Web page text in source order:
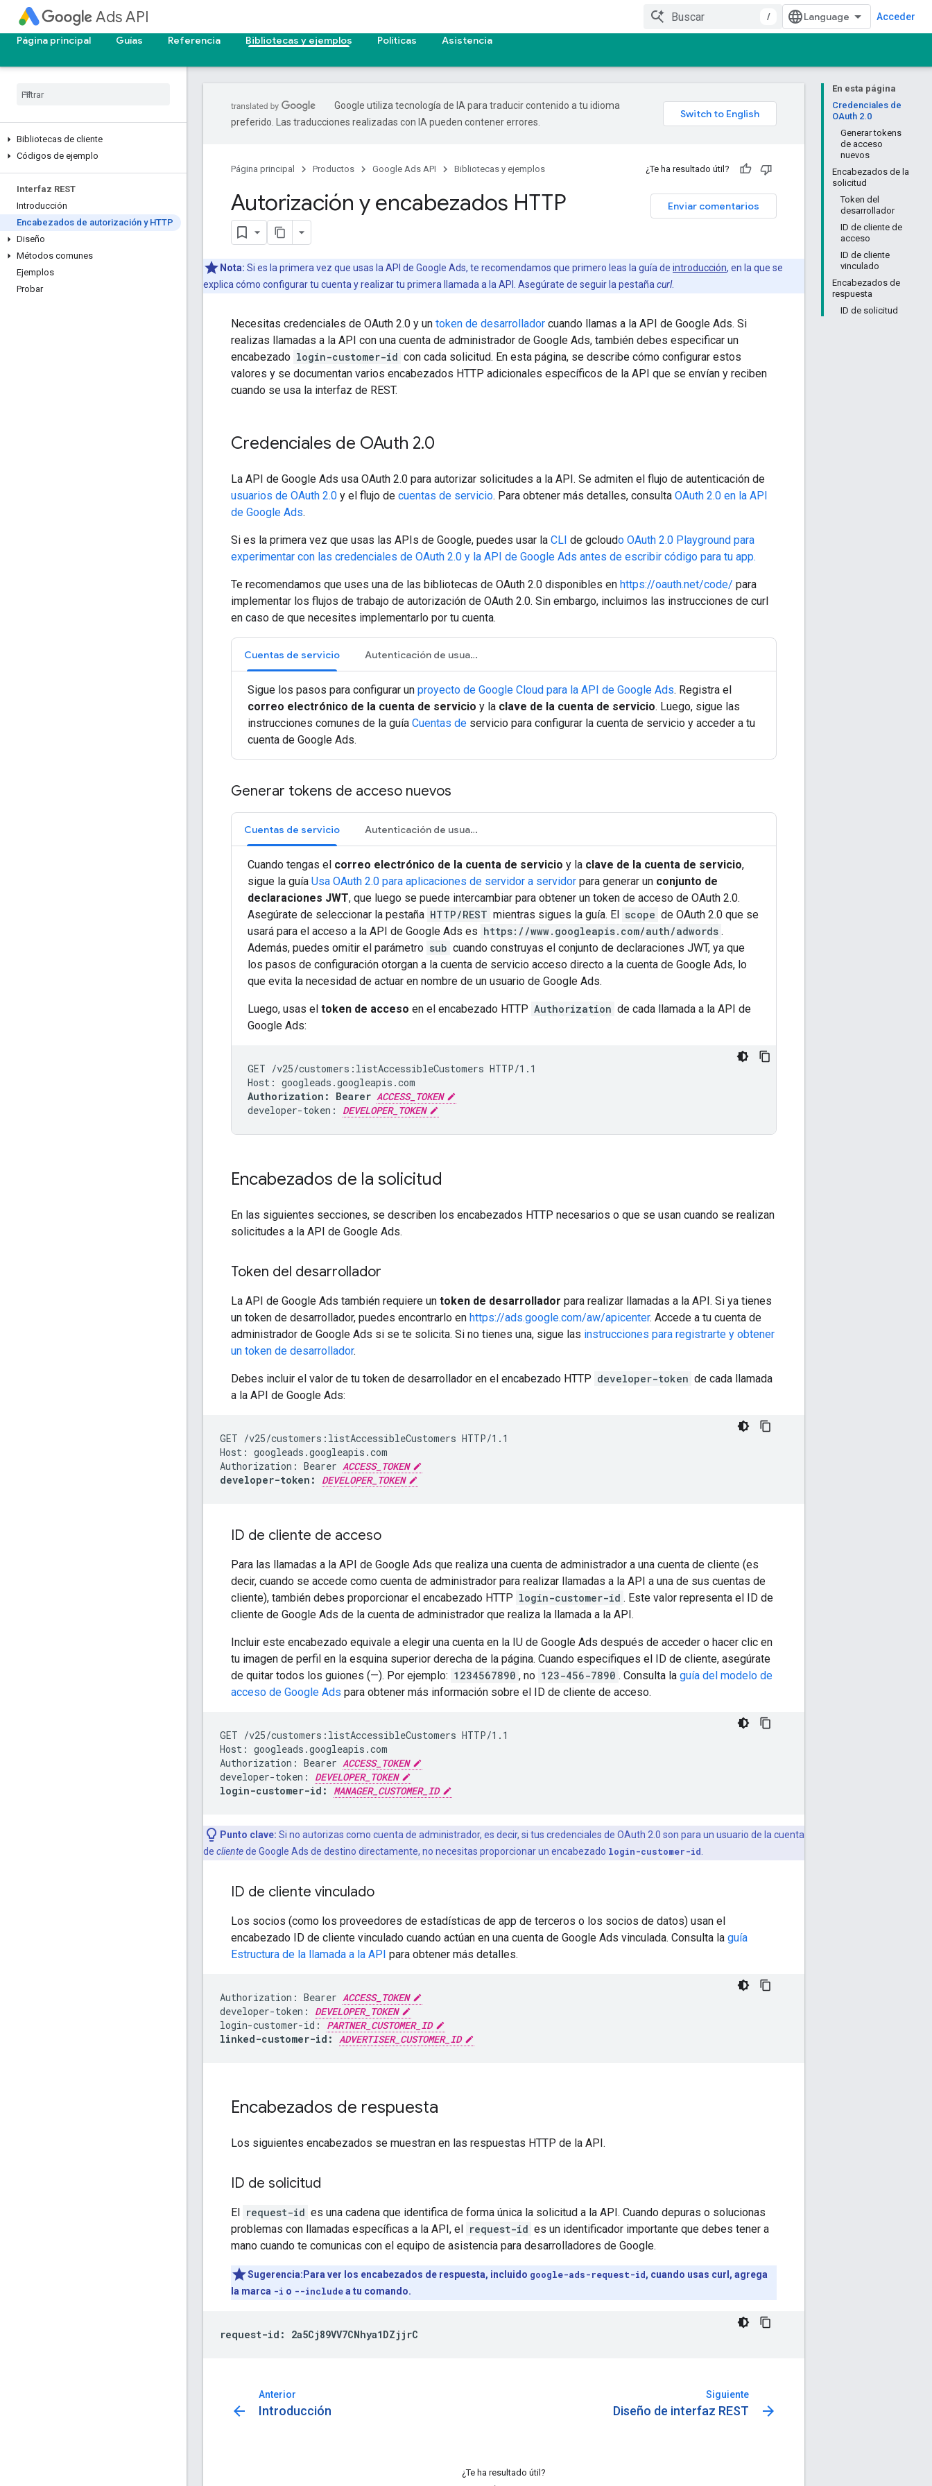
Ads API / Acceder
Página principal Guías Referencia Bibliotecas y ejemplos Políticas Asistencia
Bibliotecas de cliente
Códigos de ejemplo
Interfaz REST
Introducción
Encabezados de autorización y HTTP
Diseño
Métodos comunes
Ejemplos
Probar
En esta página
Credenciales de
OAuth 2.0
Generar tokens
de acceso
nuevos
Encabezados de la
solicitud
Token del
desarrollador
ID de cliente de
acceso
ID de cliente
vinculado
Encabezados de
respuesta
ID de solicitud
Google utiliza tecnología de IA para traducir contenido a tu idioma
preferido. Las traducciones realizadas con IA pueden contener errores.
Página principal Productos Google Ads API Bibliotecas y ejemplos ¿Te ha resultado útil?
Enviar comentarios
Autorización y encabezados HTTP
Nota: Si es la primera vez que usas la API de Google Ads, te recomendamos que primero leas la guía de introducción, en la que se
explica cómo configurar tu cuenta y realizar tu primera llamada a la API. Asegúrate de seguir la pestaña curl.
Necesitas credenciales de OAuth 2.0 y un token de desarrollador cuando llamas a la API de Google Ads. Si
realizas llamadas a la API con una cuenta de administrador de Google Ads, también debes especificar un
encabezado login-customer-id con cada solicitud. En esta página, se describe cómo configurar estos
valores y se documentan varios encabezados HTTP adicionales específicos de la API que se envían y reciben
cuando se usa la interfaz de REST.
Credenciales de OAuth 2.0
La API de Google Ads usa OAuth 2.0 para autorizar solicitudes a la API. Se admiten el flujo de autenticación de
usuarios de OAuth 2.0 y el flujo de cuentas de servicio. Para obtener más detalles, consulta OAuth 2.0 en la API
de Google Ads.
Si es la primera vez que usas las APIs de Google, puedes usar la CLI de gcloudo OAuth 2.0 Playground para
experimentar con las credenciales de OAuth 2.0 y la API de Google Ads antes de escribir código para tu app.
Te recomendamos que uses una de las bibliotecas de OAuth 2.0 disponibles en https://oauth.net/code/ para
implementar los flujos de trabajo de autorización de OAuth 2.0. Sin embargo, incluimos las instrucciones de curl
en caso de que necesites implementarlo por tu cuenta.
Cuentas de servicio Autenticación de usuarios
Sigue los pasos para configurar un proyecto de Google Cloud para la API de Google Ads. Registra el
correo electrónico de la cuenta de servicio y la clave de la cuenta de servicio. Luego, sigue las
instrucciones comunes de la guía Cuentas de servicio para configurar la cuenta de servicio y acceder a tu
cuenta de Google Ads.
Generar tokens de acceso nuevos
Cuentas de servicio Autenticación de usuarios
Cuando tengas el correo electrónico de la cuenta de servicio y la clave de la cuenta de servicio,
sigue la guía Usa OAuth 2.0 para aplicaciones de servidor a servidor para generar un conjunto de
declaraciones JWT, que luego se puede intercambiar para obtener un token de acceso de OAuth 2.0.
Asegúrate de seleccionar la pestaña HTTP/REST mientras sigues la guía. El scope de OAuth 2.0 que se
usará para el acceso a la API de Google Ads es https://www.googleapis.com/auth/adwords .
Además, puedes omitir el parámetro sub cuando construyas el conjunto de declaraciones JWT, ya que
los pasos de configuración otorgan a la cuenta de servicio acceso directo a la cuenta de Google Ads, lo
que evita la necesidad de actuar en nombre de un usuario de Google Ads.
Luego, usas el token de acceso en el encabezado HTTP Authorization de cada llamada a la API de
Google Ads:
GET /v25/customers:listAccessibleCustomers HTTP/1.1
Authorization: Bearer ACCESS_TOKEN
developer-token: DEVELOPER_TOKEN
Encabezados de la solicitud
En las siguientes secciones, se describen los encabezados HTTP necesarios o que se usan cuando se realizan
solicitudes a la API de Google Ads.
Token del desarrollador
La API de Google Ads también requiere un token de desarrollador para realizar llamadas a la API. Si ya tienes
un token de desarrollador, puedes encontrarlo en https://ads.google.com/aw/apicenter. Accede a tu cuenta de
administrador de Google Ads si se te solicita. Si no tienes una, sigue las instrucciones para registrarte y obtener
un token de desarrollador.
Debes incluir el valor de tu token de desarrollador en el encabezado HTTP developer-token de cada llamada
a la API de Google Ads:
GET /v25/customers:listAccessibleCustomers HTTP/1.1
Host: googleads.googleapis.com
Authorization: Bearer ACCESS_TOKEN
developer-token: DEVELOPER_TOKEN
ID de cliente de acceso
Para las llamadas a la API de Google Ads que realiza una cuenta de administrador a una cuenta de cliente (es
decir, cuando se accede como cuenta de administrador para realizar llamadas a la API a una de sus cuentas de
cliente), también debes proporcionar el encabezado HTTP login-customer-id . Este valor representa el ID de
cliente de Google Ads de la cuenta de administrador que realiza la llamada a la API.
Incluir este encabezado equivale a elegir una cuenta en la IU de Google Ads después de acceder o hacer clic en
tu imagen de perfil en la esquina superior derecha de la página. Cuando especifiques el ID de cliente, asegúrate
de quitar todos los guiones (—). Por ejemplo: 1234567890 , no 123-456-7890 . Consulta la guía del modelo de
acceso de Google Ads para obtener más información sobre el ID de cliente de acceso.
GET /v25/customers:listAccessibleCustomers HTTP/1.1
Host: googleads.googleapis.com
Authorization: Bearer ACCESS_TOKEN
developer-token: DEVELOPER_TOKEN
login-customer-id: MANAGER_CUSTOMER_ID
Punto clave: Si no autorizas como cuenta de administrador, es decir, si tus credenciales de OAuth 2.0 son para un usuario de la cuenta
de clientede Google Ads de destino directamente, no necesitas proporcionar un encabezado login-customer-id
ID de cliente vinculado
Los socios (como los proveedores de estadísticas de app de terceros o los socios de datos) usan el
encabezado ID de cliente vinculado cuando actúan en una cuenta de Google Ads vinculada. Consulta la guía
Estructura de la llamada a la API para obtener más detalles.
Authorization: Bearer ACCESS_TOKEN
developer-token: DEVELOPER_TOKEN
login-customer-id: PARTNER_CUSTOMER_ID
linked-customer-id: ADVERTISER_CUSTOMER_ID
Encabezados de respuesta
Los siguientes encabezados se muestran en las respuestas HTTP de la API.
ID de solicitud
El request-id es una cadena que identifica de forma única la solicitud a la API. Cuando depuras o solucionas
problemas con llamadas específicas a la API, el request-id es un identificador importante que debes tener a
mano cuando te comunicas con el equipo de asistencia para desarrolladores de Google.
Sugerencia:Para ver los encabezados de respuesta, incluido google-ads-request-id, cuando usas curl, agrega
la marca -i o --includea tu comando.
request-id: 2a5Cj89VV7CNhya1DZjjrC
Anterior
arrow_back Introducción
Siguiente
Diseño de interfaz REST arrow_forward
¿Te ha resultado útil?